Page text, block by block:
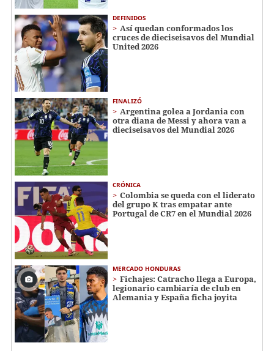
DEFINIDOS
Así quedan conformados los
cruces de dieciseisavos del Mundial
United 2026
FINALIZÓ
Argentina golea a Jordania con
otra diana de Messi y ahora van a
dieciseisavos del Mundial 2026
CRÓNICA
Colombia se queda con el liderato
del grupo K tras empatar ante
Portugal de CR7 en el Mundial 2026
MERCADO HONDURAS
Fichajes: Catracho llega a Europa,
legionario cambiaría de club en
Alemania y España ficha joyita